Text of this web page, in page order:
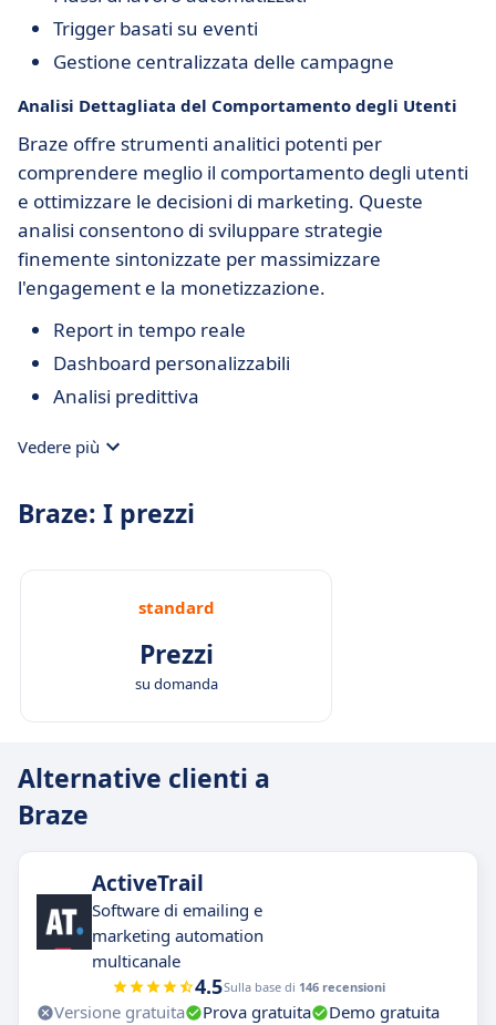
Trigger basati su eventi
Gestione centralizzata delle campagne
Analisi Dettagliata del Comportamento degli Utenti
Braze offre strumenti analitici potenti per
comprendere meglio il comportamento degli utenti
e ottimizzare le decisioni di marketing. Queste
analisi consentono di sviluppare strategie
finemente sintonizzate per massimizzare
l'engagement e la monetizzazione.
Report in tempo reale
Dashboard personalizzabili
Analisi predittiva
Vedere più
Braze: I prezzi
standard
Prezzi
su domanda
Alternative clienti a
Braze
ActiveTrail
Software di emailing e
marketing automation
multicanale
4.5Sulla base di 146 recensioni
Versione gratuita Prova gratuita
Demo gratuita